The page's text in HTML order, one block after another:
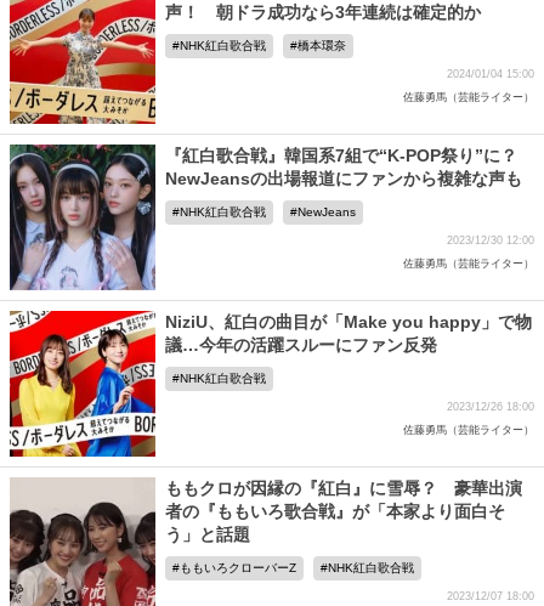
声！ 朝ドラ成功なら3年連続は確定的か
NHK紅白歌合戦 橋本環奈
2024/01/04 15:00
佐藤勇馬（芸能ライター）
『紅白歌合戦』韓国系7組で“K-POP祭り”に？
NewJeansの出場報道にファンから複雑な声も
NHK紅白歌合戦 NewJeans
2023/12/30 12:00
佐藤勇馬（芸能ライター）
NiziU、紅白の曲目が「Make you happy」で物
議…今年の活躍スルーにファン反発
NHK紅白歌合戦
2023/12/26 18:00
佐藤勇馬（芸能ライター）
ももクロが因縁の『紅白』に雪辱？ 豪華出演
者の『ももいろ歌合戦』が「本家より面白そ
う」と話題
ももいろクローバーZ NHK紅白歌合戦
2023/12/07 18:00